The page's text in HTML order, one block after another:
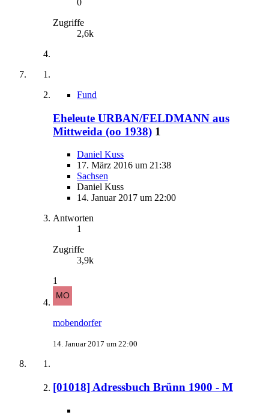
0
Zugriffe
2,6k
Fund
Eheleute URBAN/FELDMANN aus
Mittweida (oo 1938) 1
Daniel Kuss
17. März 2016 um 21:38
Sachsen
Daniel Kuss
14. Januar 2017 um 22:00
Antworten
1
Zugriffe
3,9k
1
mobendorfer
14. Januar 2017 um 22:00
[01018] Adressbuch Brünn 1900 - M